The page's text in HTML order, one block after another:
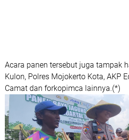
Acara panen tersebut juga tampak
Kulon, Polres Mojokerto Kota, AKP
Camat dan forkopimca lainnya.(*)